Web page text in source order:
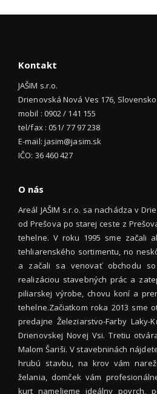
Kontakt
JAŠIM s.r.o.
Drienovská Nová Ves 176, Slovensko
mobil : 0902 / 141 155
tel/fax : 051/ 77 97 238
E-mail: jasim@jasim.sk
IČO: 36 460 427
O nás
Areál JAŠIM s.r.o. sa nachádza v
od Prešova po starej ceste z
tehelne. V roku 1995 sme začali
tehliarenského sortimentu, no
a začali sa venovať obchodu so
realizáciou stavebných prác a
piliarskej výrobe, chovu koní a
tehelne.Začiatkom roka 2013 sme
predajne Železiarstvo-Farby Laky-
Drienovskej Novej Vsi. Tretiu
Malom Šariši. V stavebninách
hrubú stavbu, na krov vám
želania, domček vám
kurt namelieme ideálny povrch,